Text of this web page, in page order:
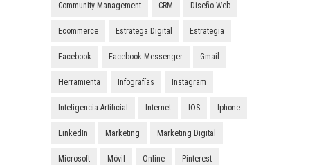
Community Management CRM Diseño Web
Ecommerce Estratega Digital Estrategia
Facebook Facebook Messenger Gmail
Herramienta Infografías Instagram
Inteligencia Artificial Internet IOS Iphone
LinkedIn Marketing Marketing Digital
Microsoft Móvil Online Pinterest